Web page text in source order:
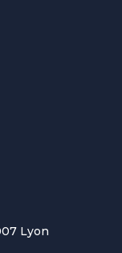
Lyon